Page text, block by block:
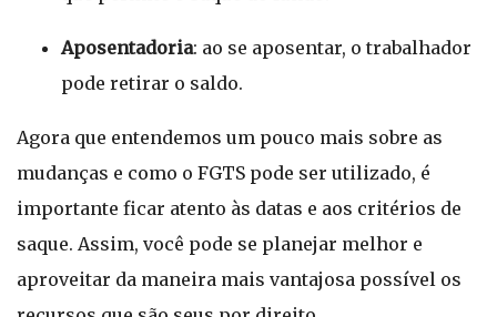
Aposentadoria: ao se aposentar, o trabalhador
pode retirar o saldo.
Agora que entendemos um pouco mais sobre as
mudanças e como o FGTS pode ser utilizado, é
importante ficar atento às datas e aos critérios de
saque. Assim, você pode se planejar melhor e
aproveitar da maneira mais vantajosa possível os